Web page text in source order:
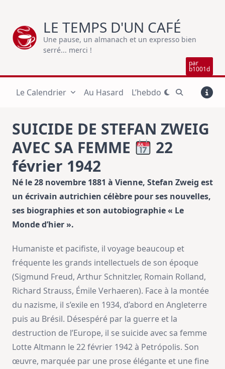
content
LE TEMPS D'UN CAFÉ
Une pause, un almanach et un expresso bien
serré... merci !
par
b1001d
Le Calendrier Au Hasard L’hebdo
SUICIDE DE STEFAN ZWEIG
AVEC SA FEMME
22
février 1942
Né le 28 novembre 1881 à Vienne, Stefan Zweig est
un écrivain autrichien célèbre pour ses nouvelles,
ses biographies et son autobiographie « Le
Monde d’hier ».
Humaniste et pacifiste, il voyage beaucoup et
fréquente les grands intellectuels de son époque
(Sigmund Freud, Arthur Schnitzler, Romain Rolland,
Richard Strauss, Émile Verhaeren). Face à la montée
du nazisme, il s’exile en 1934, d’abord en Angleterre
puis au Brésil. Désespéré par la guerre et la
destruction de l’Europe, il se suicide avec sa femme
Lotte Altmann le 22 février 1942 à Petrópolis. Son
œuvre, marquée par une prose élégante et une fine